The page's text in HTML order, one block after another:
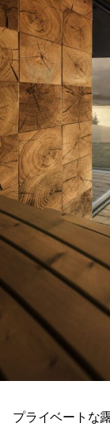
プライベートな